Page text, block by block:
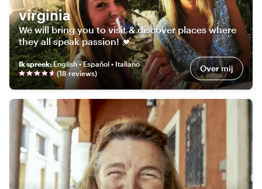
virginia
We will bring you to visit & discover places where
they all speak passion! 💓
Ik spreek:English • Español • Italiano
(18reviews) Over mij